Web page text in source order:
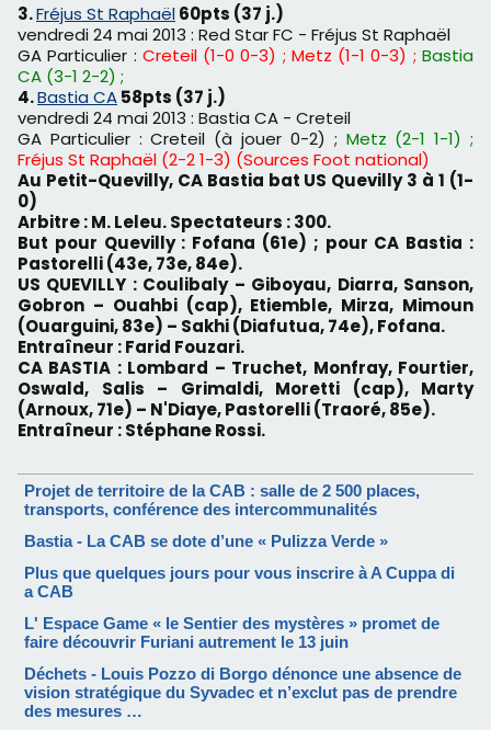
3.Fréjus St Raphaël60pts (37 j.)
vendredi 24 mai 2013 : Red Star FC - Fréjus St Raphaël
GA Particulier : Creteil (1-0 0-3) ; Metz (1-1 0-3) ;Bastia
CA (3-1 2-2) ;
4.Bastia CA58pts (37 j.)
vendredi 24 mai 2013 : Bastia CA - Creteil
GA Particulier : Creteil (à jouer 0-2) ; Metz (2-1 1-1) ;
Fréjus St Raphaël (2-2 1-3) (Sources Foot national)
Au Petit-Quevilly, CA Bastia bat US Quevilly 3 à 1 (1-
0)
Arbitre : M. Leleu. Spectateurs : 300.
But pour Quevilly : Fofana (61e) ; pour CA Bastia :
Pastorelli (43e, 73e, 84e).
US QUEVILLY : Coulibaly – Giboyau, Diarra, Sanson,
Gobron – Ouahbi (cap), Etiemble, Mirza, Mimoun
(Ouarguini, 83e) – Sakhi (Diafutua, 74e), Fofana.
Entraîneur : Farid Fouzari.
CA BASTIA : Lombard – Truchet, Monfray, Fourtier,
Oswald, Salis – Grimaldi, Moretti (cap), Marty
(Arnoux, 71e) – N'Diaye, Pastorelli (Traoré, 85e).
Entraîneur : Stéphane Rossi.
Projet de territoire de la CAB : salle de 2 500 places,
transports, conférence des intercommunalités
Bastia - La CAB se dote d’une « Pulizza Verde »
Plus que quelques jours pour vous inscrire à A Cuppa di
a CAB
L' Espace Game « le Sentier des mystères » promet de
faire découvrir Furiani autrement le 13 juin
Déchets - Louis Pozzo di Borgo dénonce une absence de
vision stratégique du Syvadec et n’exclut pas de prendre
des mesures …